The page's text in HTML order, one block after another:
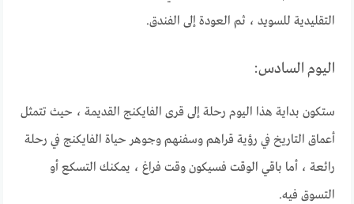
التقليدية للسويد ، ثم العودة إلى الفندق.
اليوم السادس:
ستكون بداية هذا اليوم رحلة إلى قرى الفايكنج القديمة ، حيث تتمثل
أعماق التاريخ في رؤية قراهم وسفنهم وجوهر حياة الفايكنج في رحلة
رائعة ، أما باقي الوقت فسيكون وقت فراغ ، يمكنك التسكع أو
التسوق فيه.